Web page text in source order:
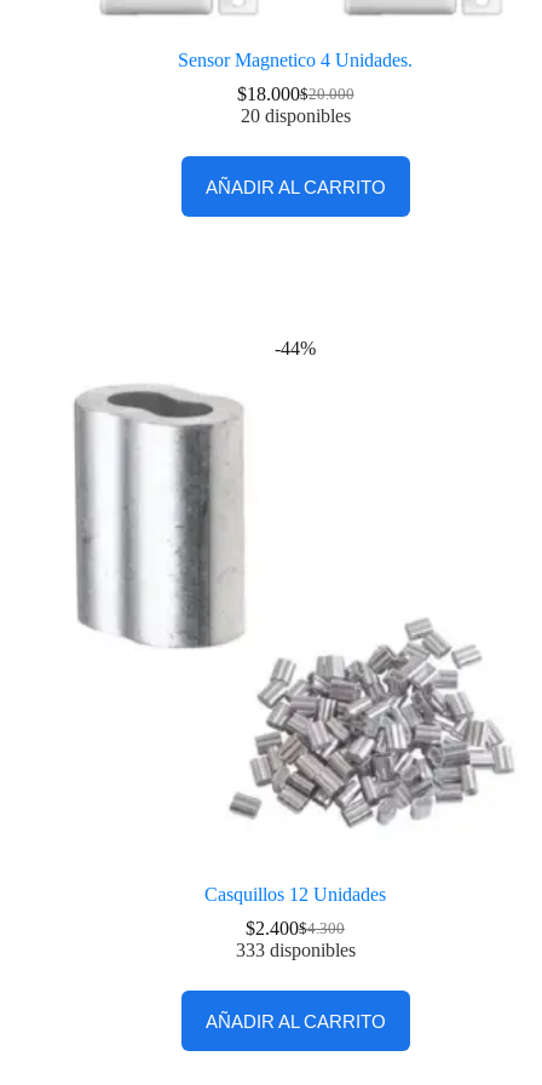
Sensor Magnetico 4 Unidades.
$20.000
$18.000
20 disponibles
AÑADIR AL CARRITO
-44%
Casquillos 12 Unidades
$4.300
$2.400
333 disponibles
AÑADIR AL CARRITO